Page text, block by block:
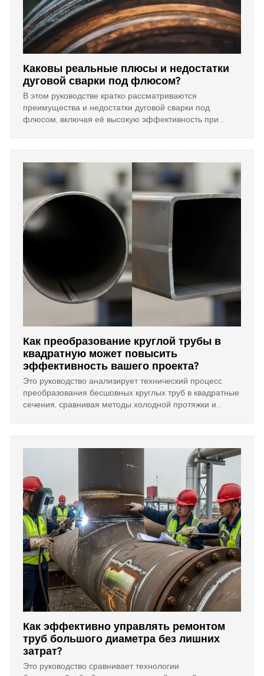
Каковы реальные плюсы и недостатки
дуговой сварки под флюсом?
В этом руководстве кратко рассматриваются
преимущества и недостатки дуговой сварки под
флюсом, включая её высокую эффективность при
трубы LSAW и SSAW являются экономически
эффективным решением для крупных EPC-проектов.
Как преобразование круглой трубы в
квадратную может повысить
эффективность вашего проекта?
Это руководство анализирует технический процесс
преобразования бесшовных круглых труб в квадратные
сечения, сравнивая методы холодной протяжки и
Как эффективно управлять ремонтом
труб большого диаметра без лишних
затрат?
Это руководство сравнивает технологии